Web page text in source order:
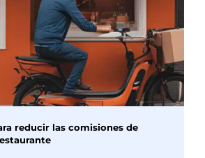
reducir las comisiones de